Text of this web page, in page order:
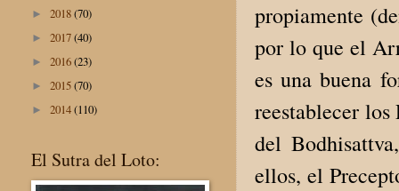
propiamente
por lo que el
es una buena
reestablecer los
del
ellos, el
► 2018(70)
► 2017(40)
► 2016(23)
► 2015(70)
► 2014(110)
El Sutra del Loto: